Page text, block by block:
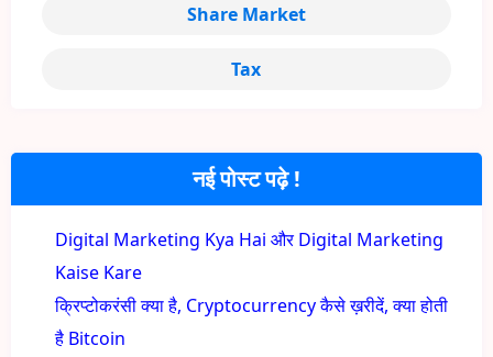
नई पोस्ट पढ़े !
Digital Marketing Kya Hai और Digital Marketing
Kaise Kare
क्रिप्टोकरंसी क्या है, Cryptocurrency कैसे ख़रीदें, क्या होती
है Bitcoin
Share Market
Tax